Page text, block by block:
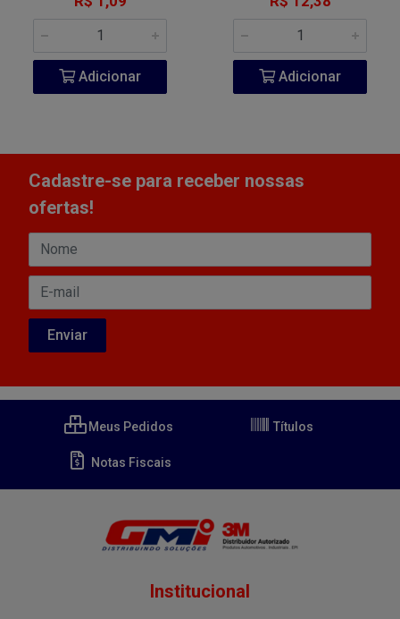
Adicionar Adicionar
Cadastre-se para receber nossas
ofertas!
Meus Pedidos Títulos
Notas Fiscais
Institucional